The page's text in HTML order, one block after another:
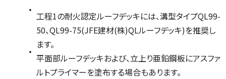
工程1の耐火認定ルーフデッキには、溝型タイプQL99-
50、QL99-75(JFE建材(株)QLルーフデッキ)を推奨し
ます。
平面部ルーフデッキおよび、立上り亜鉛鋼板にアスファ
ルトプライマーを塗布する場合もあります。